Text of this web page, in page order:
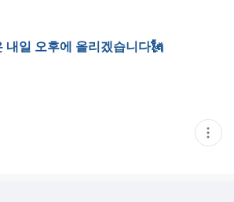
내일 오후에 올리겠습니다🗽
현
재